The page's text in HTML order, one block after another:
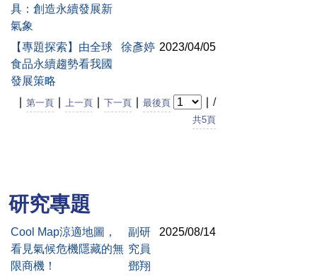
具：創造永續發展新
氣象
【專題探索】由全球
食品永續趨勢看我國
發展策略
徐彥婷 2023/04/05
第一頁 上一頁 下一頁 最後頁 /
共5頁
研究專題
Cool Map涼適地圖，
看見氣候危機隱藏的無
限商機！
副研
究員
鄧翔
2025/08/14